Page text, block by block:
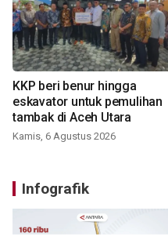
KKP beri benur hingga
eskavator untuk pemulihan
tambak di Aceh Utara
Kamis, 6 Agustus 2026
Infografik